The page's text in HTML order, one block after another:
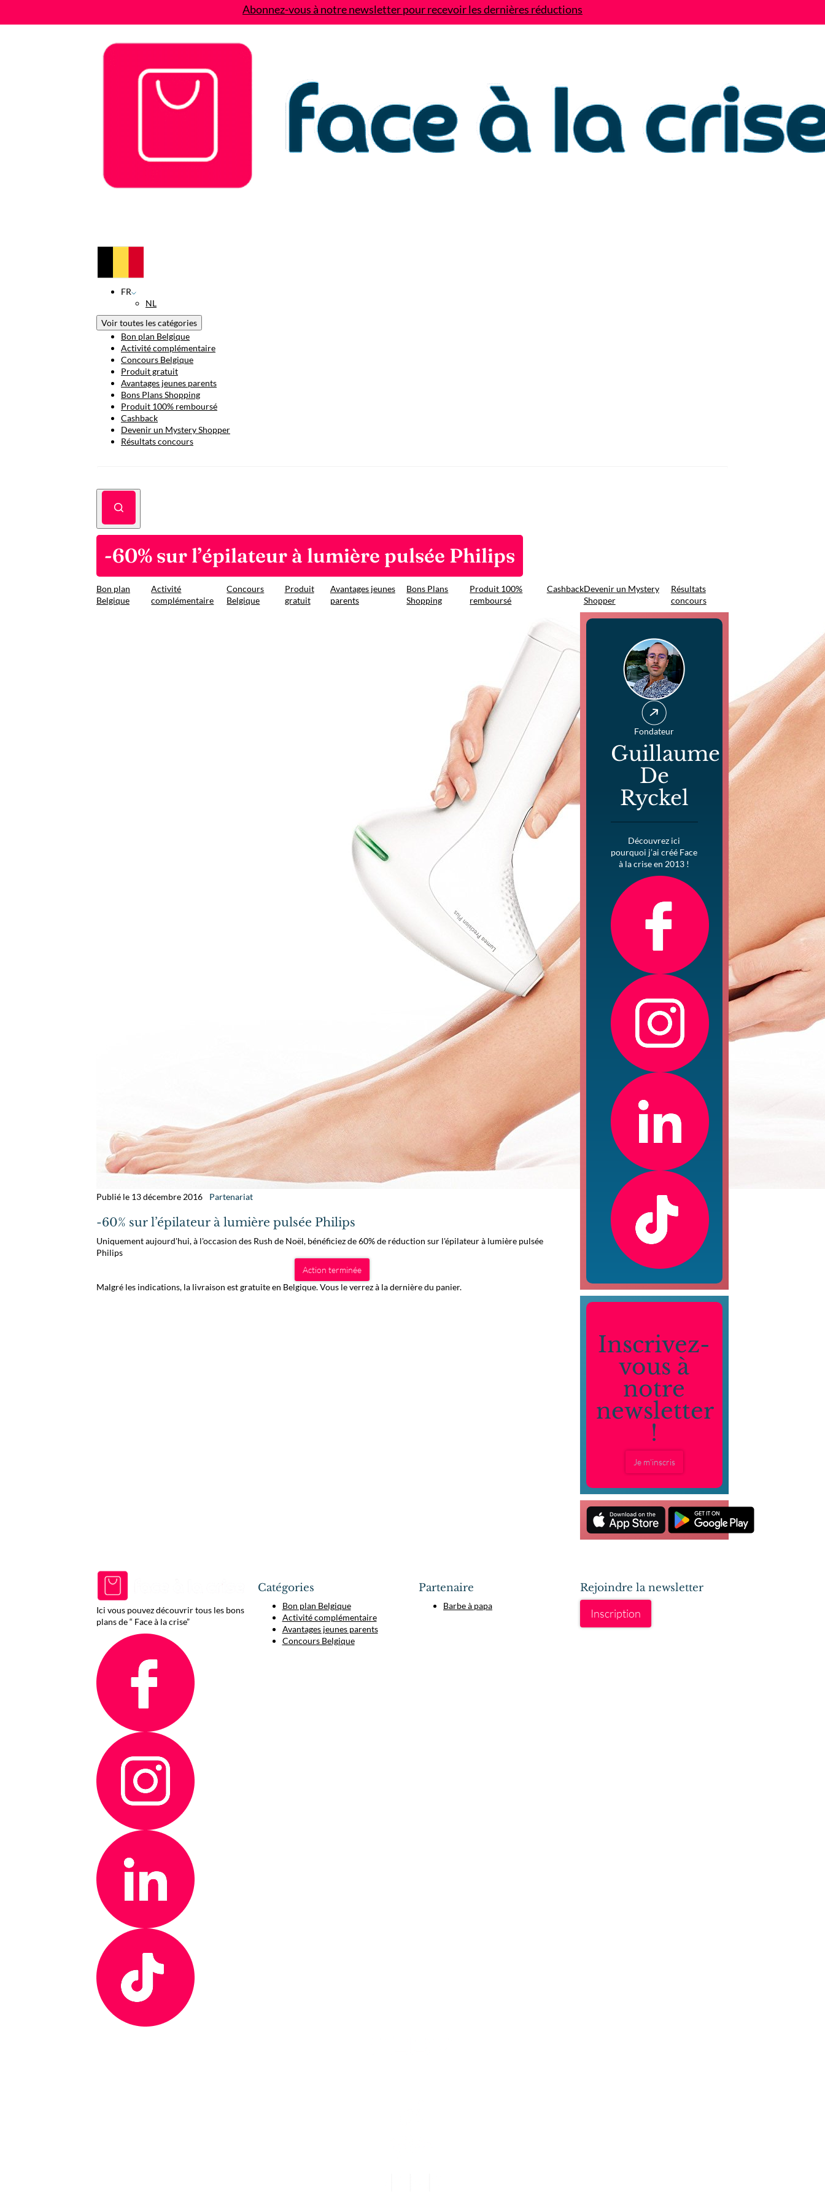
Abonnez-vous à notre newsletter pour recevoir les dernières réductions
FR
NL
Voir toutes les catégories
Bon plan Belgique
Activité complémentaire
Concours Belgique
Produit gratuit
Avantages jeunes parents
Bons Plans Shopping
Produit 100% remboursé
Cashback
Devenir un Mystery Shopper
Résultats concours
-60% sur l’épilateur à lumière pulsée Philips
Bon plan
Belgique
Activité
complémentaire
Concours
Belgique
Produit
gratuit
Avantages jeunes
parents
Bons Plans
Shopping
Produit 100%
remboursé
CashbackDevenir un Mystery
Shopper
Résultats
concours
Publié le 13 décembre 2016 Partenariat
-60% sur l’épilateur à lumière pulsée Philips
Uniquement aujourd'hui, à l'occasion des Rush de Noël, bénéficiez de 60% de réduction sur l'épilateur à lumière pulsée
Philips
Action terminée
Malgré les indications, la livraison est gratuite en Belgique. Vous le verrez à la dernière du panier.
Fondateur
Guillaume
De
Ryckel
Découvrez ici
pourquoi j’ai créé Face
à la crise en 2013 !
Inscrivez-
vous à
notre
newsletter
!
Je m'inscris
Ici vous pouvez découvrir tous les bons
plans de “ Face à la crise”
Catégories
Bon plan Belgique
Activité complémentaire
Avantages jeunes parents
Concours Belgique
Partenaire
Barbe à papa
Rejoindre la newsletter
Inscription